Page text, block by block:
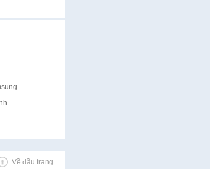
Về đầu trang